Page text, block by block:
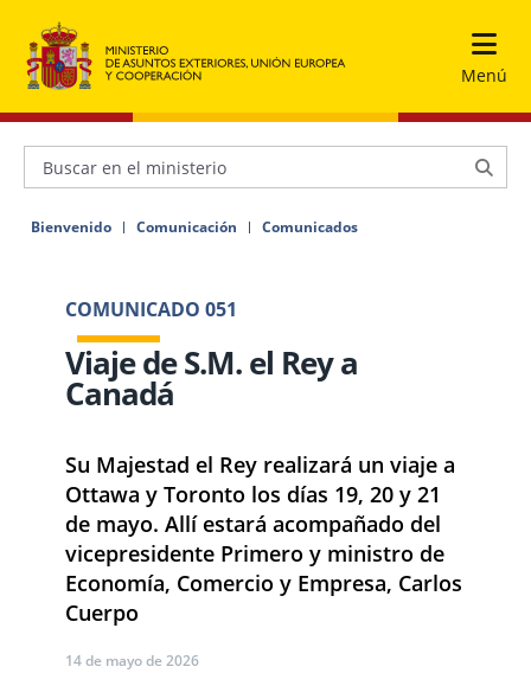
Menú
Bienvenido Comunicación Comunicados
COMUNICADO 051
Viaje de S.M. el Rey a
Canadá
​​Su Majestad el Rey realizará un viaje a
Ottawa y Toronto los días 19, 20 y 21
de mayo. Allí estará acompañado del
vicepresidente Primero y m​inistro de
Economía, Comercio y Empresa, Carlos
Cuerpo​
14 de mayo de 2026